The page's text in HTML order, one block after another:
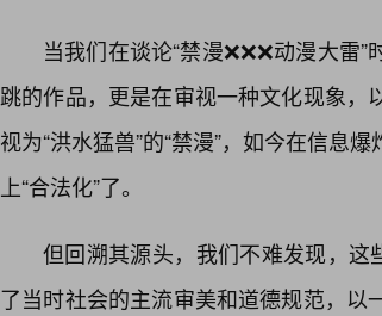
当我们在谈论“禁漫❌❌❌动漫大
跳的作品，更是在审视一种文化现象
视为“洪水猛兽”的“禁漫”，如今在信息
上“合法化”了。
但回溯其源头，我们不难发现，这
了当时社会的主流审美和道德规范，